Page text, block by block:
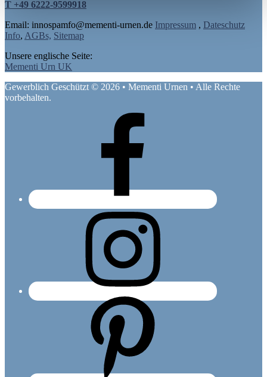
T +49 6222-9599918
Email: innospamfo@mementi-urnen.de Impressum , Dateschutz
Info, AGBs, Sitemap
Unsere englische Seite:
Mementi Urn UK
Gewerblich Geschützt © 2026 • Mementi Urnen • Alle Rechte
vorbehalten.